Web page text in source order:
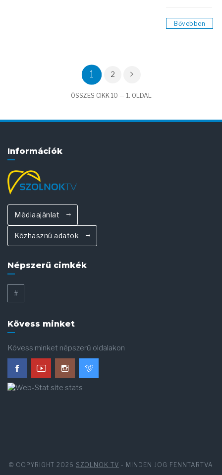
Bővebben
1 2
ÖSSZES CIKK 10 — 1. OLDAL
Információk
Médiaajánlat
Közhasznú adatok
Népszerű cimkék
#
Kövess minket
Kövess minket népszerű oldalakon
© COPYRIGHT 2026 SZOLNOK TV - MINDEN JOG FENNTARTVA